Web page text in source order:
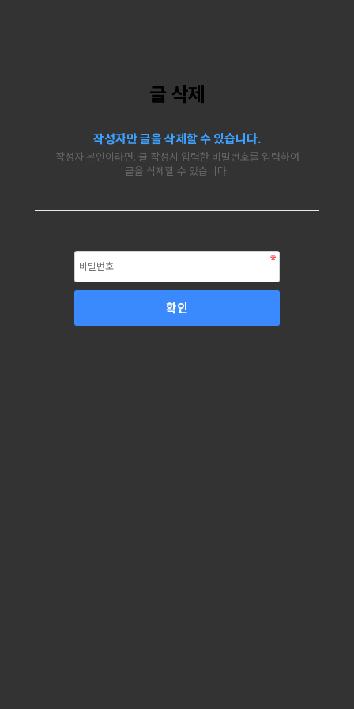
글 삭제
작성자만 글을 삭제할 수 있습니다.
작성자 본인이라면, 글 작성시 입력한 비밀번호를 입력하여
글을 삭제할 수 있습니다.